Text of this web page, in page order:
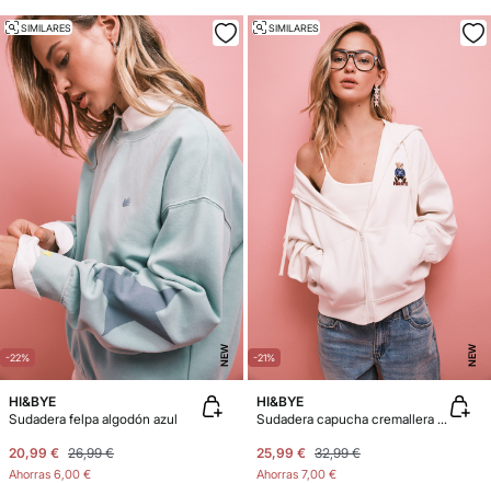
-22% NEW
SIMILARES
HI&BYE
Sudadera felpa algodón azul
20,99 € 26,99 €
Ahorras 6,00 €
-21% NEW
SIMILARES
HI&BYE
Sudadera capucha cremallera beige
25,99 € 32,99 €
Ahorras 7,00 €